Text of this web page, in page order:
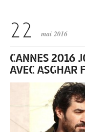
mai 2016
CANNES 2016
AVEC ASGHAR